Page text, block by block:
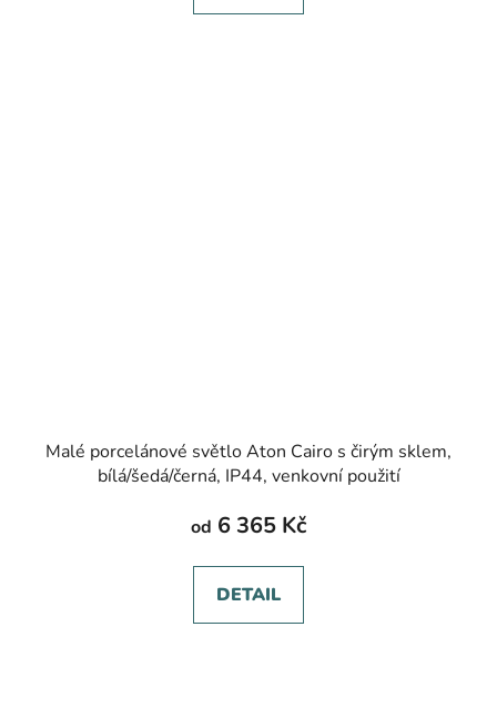
Malé porcelánové světlo Aton Cairo s čirým sklem,
bílá/šedá/černá, IP44, venkovní použití
od 6 365 Kč
DETAIL